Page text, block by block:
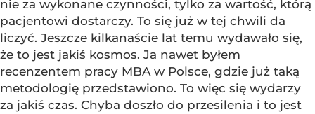
nie za wykonane czynności, tylko za wartość, którą
pacjentowi dostarczy. To się już w tej chwili da
liczyć. Jeszcze kilkanaście lat temu wydawało się,
że to jest jakiś kosmos. Ja nawet byłem
recenzentem pracy MBA w Polsce, gdzie już taką
metodologię przedstawiono. To więc się wydarzy
za jakiś czas. Chyba doszło do przesilenia i to jest